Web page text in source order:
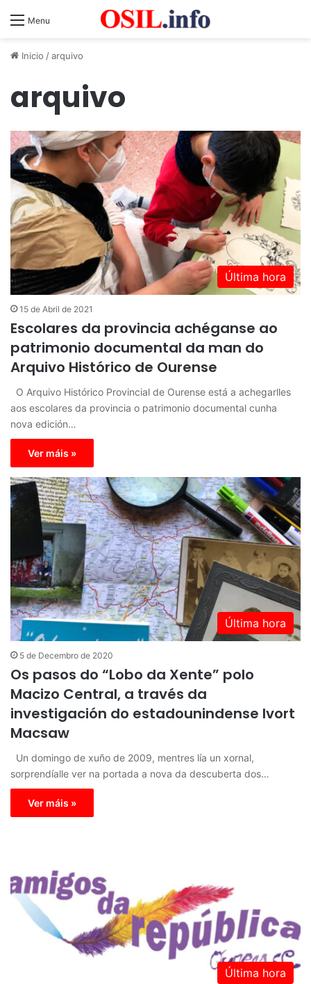
Menu
Inicio /arquivo
arquivo
Última hora
15 de Abril de 2021
Escolares da provincia achéganse ao
patrimonio documental da man do
Arquivo Histórico de Ourense
O Arquivo Histórico Provincial de Ourense está a achegarlles
aos escolares da provincia o patrimonio documental cunha
nova edición…
Ver máis »
Última hora
5 de Decembro de 2020
Os pasos do “Lobo da Xente” polo
Macizo Central, a través da
investigación do estadounindense Ivort
Macsaw
Un domingo de xuño de 2009, mentres lía un xornal,
sorprendíalle ver na portada a nova da descuberta dos…
Ver máis »
Última hora